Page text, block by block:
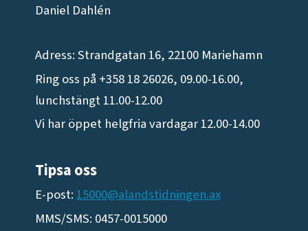
Daniel Dahlén
Adress: Strandgatan 16, 22100 Mariehamn
Ring oss på +358 18 26026, 09.00-16.00,
lunchstängt 11.00-12.00
Vi har öppet helgfria vardagar 12.00-14.00
Tipsa oss
E-post: 15000@alandstidningen.ax
MMS/SMS: 0457-0015000